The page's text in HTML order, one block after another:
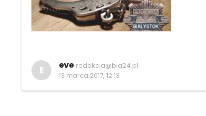
E eve redakcja@bia24.pl
13 marca 2017, 12:13